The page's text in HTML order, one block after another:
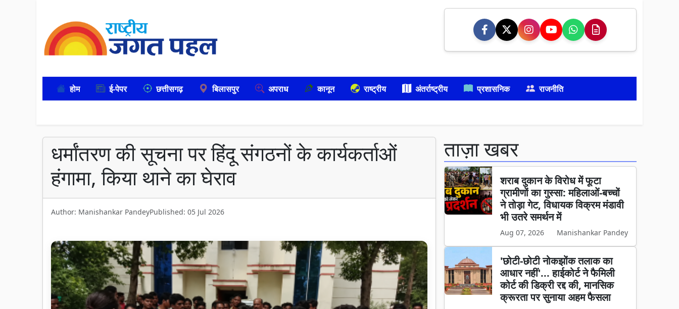
होम ई-पेपर छत्तीसगढ़ बिलासपुर अपराध कानून राष्ट्रीय अंतर्राष्ट्रीय प्रशासनिक राजनीति
धर्मांतरण की सूचना पर हिंदू संगठनों के कार्यकर्ताओं
हंगामा, किया थाने का घेराव
Author: Manishankar PandeyPublished: 05 Jul 2026
ताज़ा खबर
शराब दुकान के विरोध में फूटा
ग्रामीणों का गुस्सा: महिलाओं-बच्चों
ने तोड़ा गेट, विधायक विक्रम मंडावी
भी उतरे समर्थन में
Aug 07, 2026 Manishankar Pandey
'छोटी-छोटी नोकझोंक तलाक का
आधार नहीं'... हाईकोर्ट ने फैमिली
कोर्ट की डिक्री रद्द की, मानसिक
क्रूरता पर सुनाया अहम फैसला